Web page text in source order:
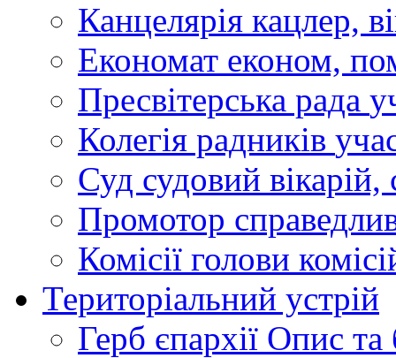
Канцелярія кацлер,
Економат економ,
Пресвітерська рада
Колегія радників
Суд судовий вікарій,
Промотор
Комісії голови
Територіальний устрій
Герб єпархії Опис та